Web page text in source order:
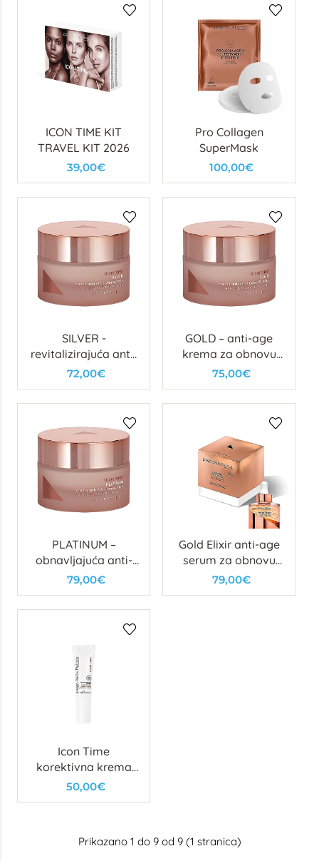
ICON TIME KIT
TRAVEL KIT 2026
39,00€
Pro Collagen
SuperMask
100,00€
SILVER -
revitalizirajuća anti-
age krema
72,00€
GOLD – anti-age
krema za obnovu
gustoće kože
75,00€
PLATINUM –
obnavljajuća anti-
age krema
79,00€
Gold Elixir anti-age
serum za obnovu
gustoće kože
79,00€
Icon Time
korektivna krema
za područje oko
50,00€
Prikazano 1 do 9 od 9 (1 stranica)